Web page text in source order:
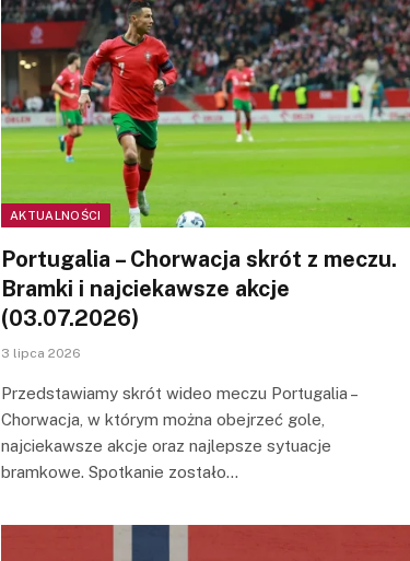
AKTUALNOŚCI
Portugalia – Chorwacja skrót z meczu.
Bramki i najciekawsze akcje
(03.07.2026)
3 lipca 2026
Przedstawiamy skrót wideo meczu Portugalia –
Chorwacja, w którym można obejrzeć gole,
najciekawsze akcje oraz najlepsze sytuacje
bramkowe. Spotkanie zostało…